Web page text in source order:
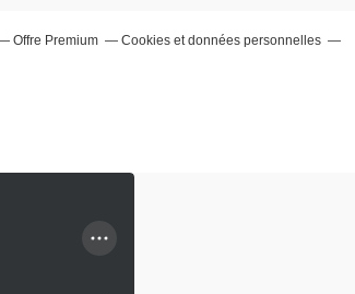
Offre Premium
Cookies et données personnelles